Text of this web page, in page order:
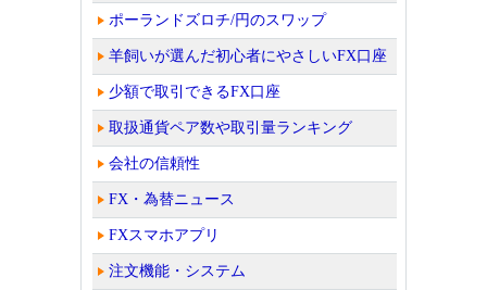
ポーランドズロチ/円のスワップ
羊飼いが選んだ初心者にやさしいFX口座
少額で取引できるFX口座
取扱通貨ペア数や取引量ランキング
会社の信頼性
FX・為替ニュース
FXスマホアプリ
注文機能・システム